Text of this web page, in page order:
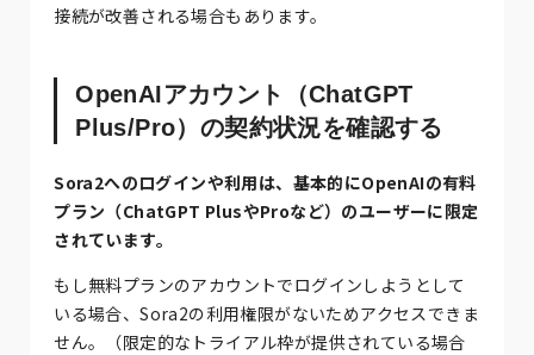
接続が改善される場合もあります。
OpenAIアカウント（ChatGPT
Plus/Pro）の契約状況を確認する
Sora2へのログインや利用は、基本的にOpenAIの有料
プラン（ChatGPT PlusやProなど）のユーザーに限定
されています。
もし無料プランのアカウントでログインしようとして
いる場合、Sora2の利用権限がないためアクセスできま
せん。（限定的なトライアル枠が提供されている場合